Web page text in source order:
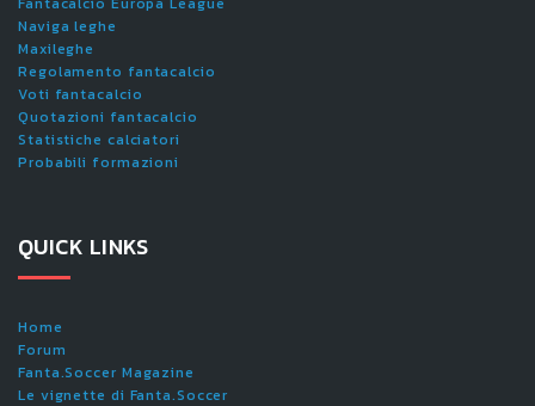
Naviga leghe
Maxileghe
Regolamento fantacalcio
Voti fantacalcio
Quotazioni fantacalcio
Statistiche calciatori
Probabili formazioni
QUICK LINKS
Home
Forum
Fanta.Soccer Magazine
Le vignette di Fanta.Soccer